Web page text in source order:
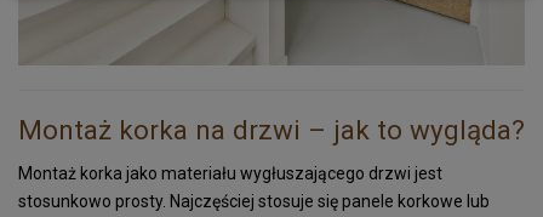
Montaż korka na drzwi – jak to wygląda?
Montaż korka jako materiału wygłuszającego drzwi jest
stosunkowo prosty. Najczęściej stosuje się panele korkowe lub